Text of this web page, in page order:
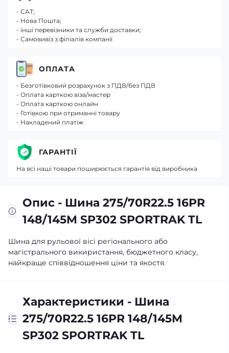
Опис - Шина 275/70R22.5 16PR
148/145M SP302 SPORTRAK TL
Шина для рульової вісі регіонального або
магістрального викиристання, бюджетного класу,
найкраще співвідношення ціни та якостя.
Характеристики - Шина
275/70R22.5 16PR 148/145M
SP302 SPORTRAK TL
- САТ;
- Нова Пошта;
- інші перевізники та служби доставки;
- Самовивіз з філіалів компанії
ОПЛАТА
- Безготівковий розрахунок з ПДВ/без ПДВ
- Оплата карткою віза/мастер
- Оплата карткою онлайн
- Готівкою при отриманні товару
- Накладений платіж
ГАРАНТІЇ
На всі наші товари поширюється гарантія від виробника